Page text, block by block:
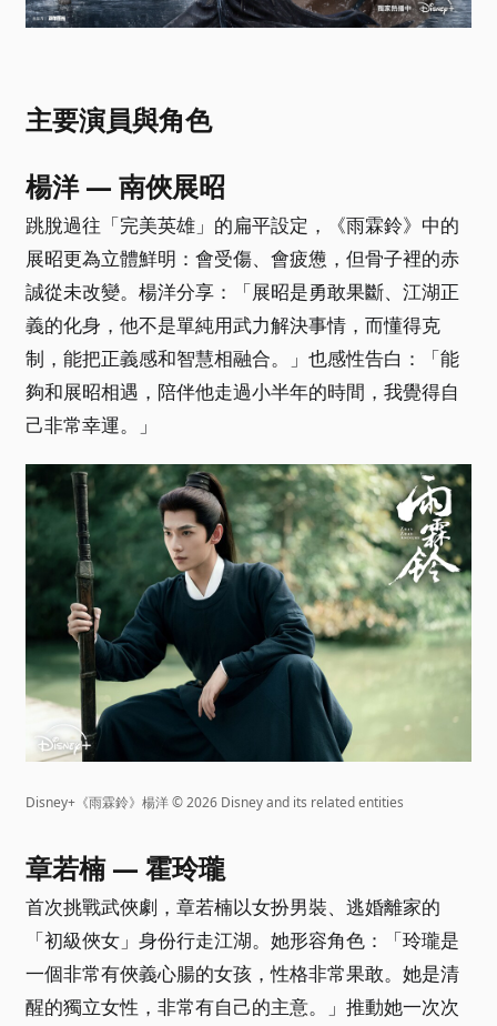
主要演員與角色
楊洋 — 南俠展昭
跳脫過往「完美英雄」的扁平設定，《雨霖鈴》中的
展昭更為立體鮮明：會受傷、會疲憊，但骨子裡的赤
誠從未改變。楊洋分享：「展昭是勇敢果斷、江湖正
義的化身，他不是單純用武力解決事情，而懂得克
制，能把正義感和智慧相融合。」也感性告白：「能
夠和展昭相遇，陪伴他走過小半年的時間，我覺得自
己非常幸運。」
Disney+《雨霖鈴》楊洋 © 2026 Disney and its related entities
章若楠 — 霍玲瓏
首次挑戰武俠劇，章若楠以女扮男裝、逃婚離家的
「初級俠女」身份行走江湖。她形容角色：「玲瓏是
一個非常有俠義心腸的女孩，性格非常果敢。她是清
醒的獨立女性，非常有自己的主意。」推動她一次次